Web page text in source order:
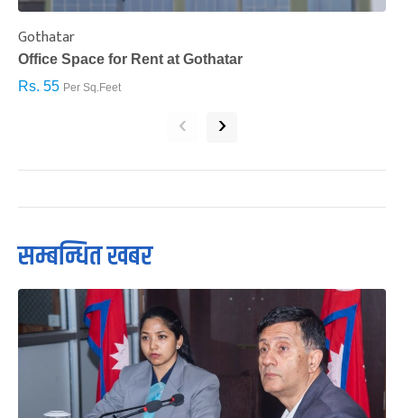
Gothatar
Office Space for Rent at Gothatar
Rs. 55 Per Sq.Feet
‹ ›
सम्बन्धित खबर